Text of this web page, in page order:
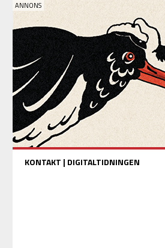
KONTAKT | DIGITALTIDNINGEN